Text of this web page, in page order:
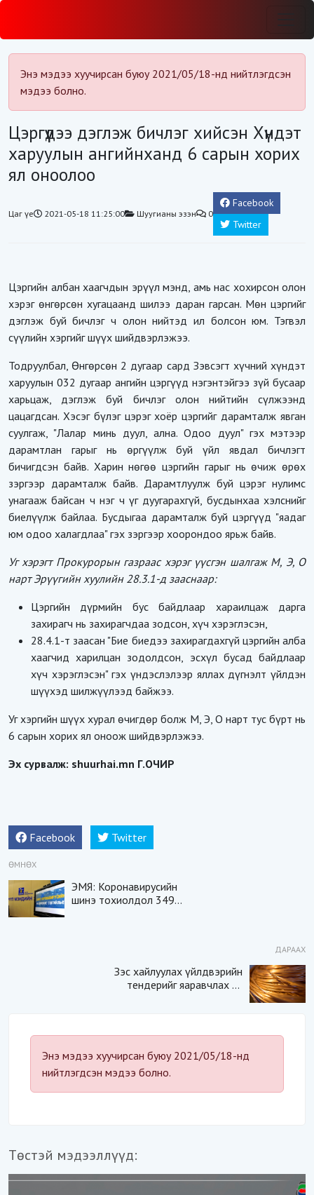
Энэ мэдээ хуучирсан буюу 2021/05/18-нд нийтлэгдсэн
мэдээ болно.
Цэргүүдээ дэглэж бичлэг хийсэн Хүндэт
харуулын ангийнханд 6 сарын хорих
ял оноолоо
Цаг үе 2021-05-18 11:25:00 Шуугианы эзэн 0
Facebook
Twitter
Цэргийн албан хаагчдын эрүүл мэнд, амь нас хохирсон олон
хэрэг өнгөрсөн хугацаанд шилээ даран гарсан. Мөн цэргийг
дэглэж буй бичлэг ч олон нийтэд ил болсон юм. Тэгвэл
сүүлийн хэргийг шүүх шийдвэрлэжээ.
Тодруулбал, Өнгөрсөн 2 дугаар сард Зэвсэгт хүчний хүндэт
харуулын 032 дугаар ангийн цэргүүд нэгэнтэйгээ зүй бусаар
харьцаж, дэглэж буй бичлэг олон нийтийн сүлжээнд
цацагдсан. Хэсэг бүлэг цэрэг хоёр цэргийг дарамталж явган
суулгаж, "Лалар минь дуул, ална. Одоо дуул" гэх мэтээр
дарамтлан гарыг нь өргүүлж буй үйл явдал бичлэгт
бичигдсэн байв. Харин нөгөө цэргийн гарыг нь өчиж өрөх
зэргээр дарамталж байв. Дарамтлуулж буй цэрэг нулимс
унагааж байсан ч нэг ч үг дуугарахгүй, бусдынхаа хэлснийг
биелүүлж байлаа. Бусдыгаа дарамталж буй цэргүүд "яадаг
юм одоо халагдлаа" гэх зэргээр хоорондоо ярьж байв.
Уг хэрэгт Прокурорын газраас хэрэг үүсгэн шалгаж М, Э, О
нарт Эрүүгийн хуулийн 28.3.1-д зааснаар:
Цэргийн дүрмийн бус байдлаар хараилцаж дарга
захирагч нь захирагчдаа зодсон, хүч хэрэглэсэн,
28.4.1-т заасан "Бие биедээ захирагдахгүй цэргийн алба
хаагчид харилцан зодолдсон, эсхүл бусад байдлаар
хүч хэрэглэсэн" гэх үндэслэлээр яллах дүгнэлт үйлдэн
шүүхэд шилжүүлээд байжээ.
Уг хэргийн шүүх хурал өчигдөр болж М, Э, О нарт тус бүрт нь
6 сарын хорих ял оноож шийдвэрлэжээ.
Эх сурвалж: shuurhai.mn Г.ОЧИР
Facebook Twitter
ӨМНӨХ
ЭМЯ: Коронавирусийн
шинэ тохиолдол 349
ДАРААХ
Зэс хайлуулах үйлдвэрийн
тендерийг яаравчлах нь
Энэ мэдээ хуучирсан буюу 2021/05/18-нд
нийтлэгдсэн мэдээ болно.
Төстэй мэдээллүүд: